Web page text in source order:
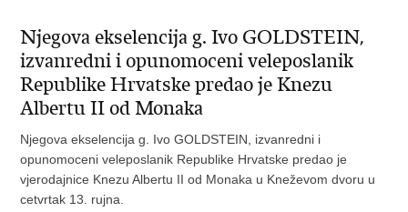
Njegova ekselencija g. Ivo GOLDSTEIN,
izvanredni i opunomoceni veleposlanik
Republike Hrvatske predao je Knezu
Albertu II od Monaka
Njegova ekselencija g. Ivo GOLDSTEIN, izvanredni i
opunomoceni veleposlanik Republike Hrvatske predao je
vjerodajnice Knezu Albertu II od Monaka u Kneževom dvoru u
cetvrtak 13. rujna.